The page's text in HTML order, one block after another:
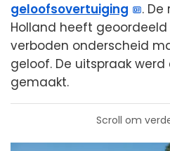
geloofsovertuiging
.
Holland heeft
verboden onderscheid
geloof. De uitspraak
gemaakt.
Scroll om